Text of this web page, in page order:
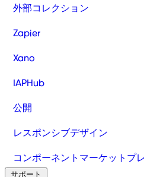
外部コレクション
Zapier
Xano
IAPHub
公開
レスポンシブデザイン
コンポーネントマーケットプ